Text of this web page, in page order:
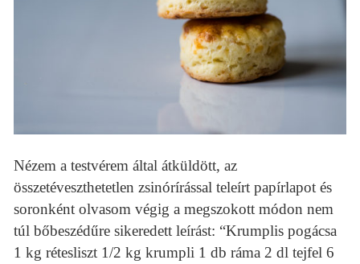
Nézem a testvérem által átküldött, az
összetéveszthetetlen zsinórírással teleírt papírlapot és
soronként olvasom végig a megszokott módon nem
túl bőbeszédűre sikeredett leírást: “Krumplis pogácsa
1 kg rétesliszt 1/2 kg krumpli 1 db ráma 2 dl tejfel 6